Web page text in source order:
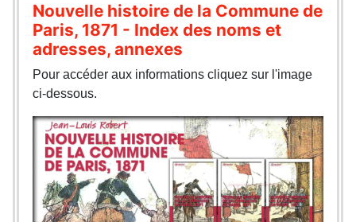
Nouvelle histoire de la Commune de
Paris, 1871 - Index des noms et
adresses, annexes
Pour accéder aux informations cliquez sur l'image
ci-dessous.